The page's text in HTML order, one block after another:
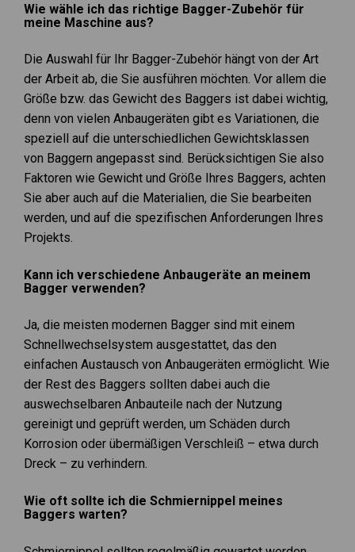
Wie wähle ich das richtige Bagger-Zubehör für
meine Maschine aus?
Die Auswahl für Ihr Bagger-Zubehör hängt von der Art
der Arbeit ab, die Sie ausführen möchten. Vor allem die
Größe bzw. das Gewicht des Baggers ist dabei wichtig,
denn von vielen Anbaugeräten gibt es Variationen, die
speziell auf die unterschiedlichen Gewichtsklassen
von Baggern angepasst sind. Berücksichtigen Sie also
Faktoren wie Gewicht und Größe Ihres Baggers, achten
Sie aber auch auf die Materialien, die Sie bearbeiten
werden, und auf die spezifischen Anforderungen Ihres
Projekts.
Kann ich verschiedene Anbaugeräte an meinem
Bagger verwenden?
Ja, die meisten modernen Bagger sind mit einem
Schnellwechselsystem ausgestattet, das den
einfachen Austausch von Anbaugeräten ermöglicht. Wie
der Rest des Baggers sollten dabei auch die
auswechselbaren Anbauteile nach der Nutzung
gereinigt und geprüft werden, um Schäden durch
Korrosion oder übermäßigen Verschleiß – etwa durch
Dreck – zu verhindern.
Wie oft sollte ich die Schmiernippel meines
Baggers warten?